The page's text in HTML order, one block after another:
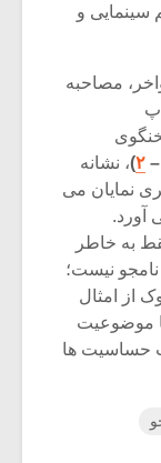
فیلم سینمایی و
مصاحبه
– ۲)، نشانه
نمایان می
آورد.
به خاطر
نیست؛
از امثال
موضوعیت
حساسیت ها